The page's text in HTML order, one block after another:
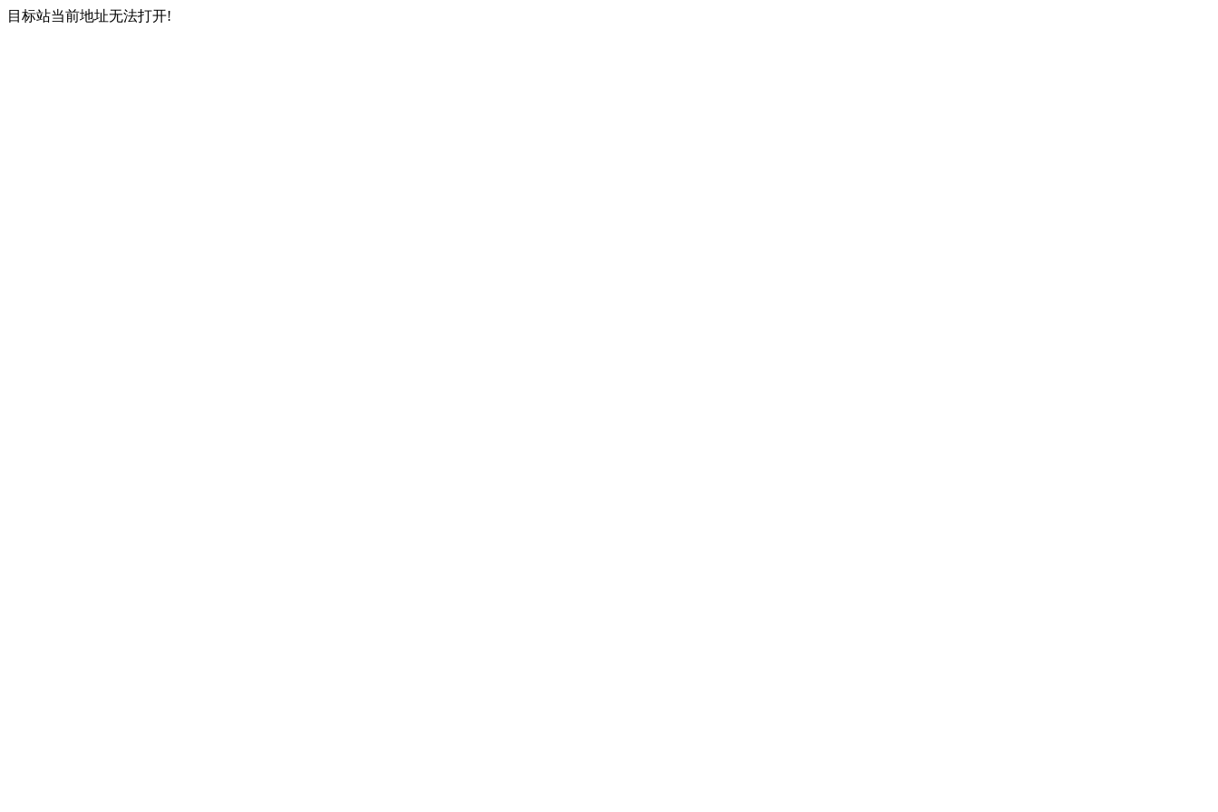
目标站当前地址无法打开!